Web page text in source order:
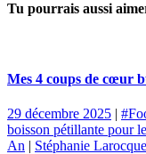
Tu pourrais aussi
Mes 4 coups de cœur
29 décembre 2025 |
boisson pétillante pour
An | Stéphanie Larocque